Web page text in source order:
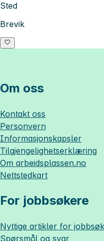
Sted
Brevik
Om oss
Kontakt oss
Personvern
Informasjonskapsler
Tilgjengelighetserklæring
Om arbeidsplassen.no
Nettstedkart
For jobbsøkere
Nyttige artikler for
Spørsmål og svar